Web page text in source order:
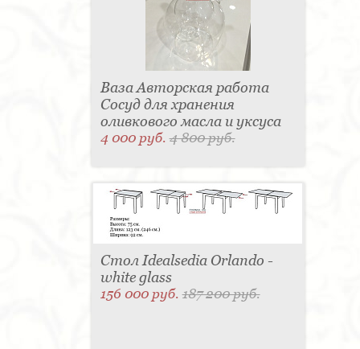
Ваза Авторская работа
Сосуд для хранения
оливкового масла и уксуса
4 000 руб.4 800 руб.
Стол Idealsedia Orlando -
white glass
156 000 руб.187 200 руб.